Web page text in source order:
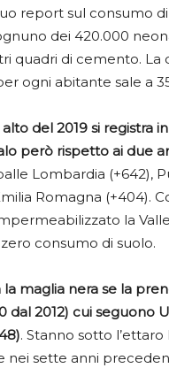
report sul consumo
dei 420.000
quadri di cemento. La
ogni abitante sale a
del 2019 si registra
però rispetto ai due
Lombardia (+642),
Romagna (+404).
la Valle
consumo di suolo.
la maglia nera se la
dal 2012) cui seguono
. Stanno sotto
nei sette anni